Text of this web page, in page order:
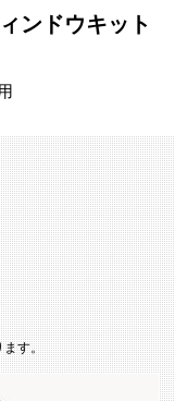
ンドウキット
ます。